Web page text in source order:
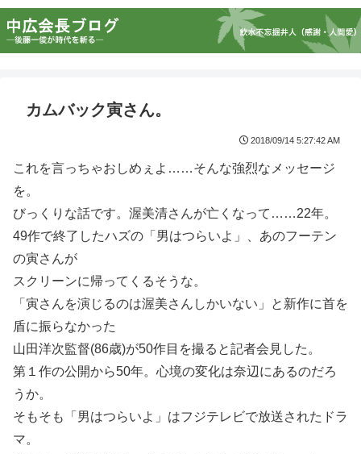
カムバック寅さん。
2018/09/14 5:27:42 AM
これを言っちゃおしめぇよ……そんな強烈なメッセージ
を。
びっくりな話です。渥美清さんが亡くなって……22年。
49作で終了したハズの「男はつらいよ」、あのフーテン
の寅さんが
スクリーンに帰ってくるそうな。
「寅さんを演じるのは渥美さんしかいない」と新作に首を
盾に振らなかった
山田洋次監督(86歳)が50作目を撮ると記者会見した。
第１作の公開から50年。心境の変化は奈辺にあるのだろ
うか。
そもそも「男はつらいよ」はフジテレビで放送されたドラ
マ。